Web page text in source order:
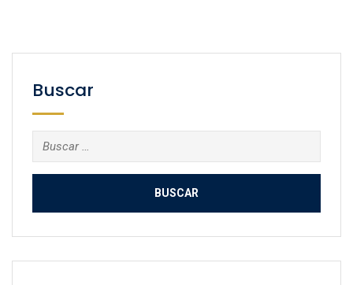
Buscar
Buscar: